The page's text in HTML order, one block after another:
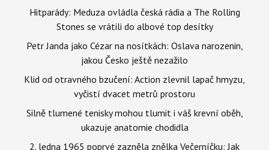
Hitparády: Meduza ovládla česká rádia a The Rolling
Stones se vrátili do albové top desítky
Petr Janda jako Cézar na nosítkách: Oslava narozenin,
jakou Česko ještě nezažilo
Klid od otravného bzučení: Action zlevnil lapač hmyzu,
vyčistí dvacet metrů prostoru
Silně tlumené tenisky mohou tlumit i váš krevní oběh,
ukazuje anatomie chodidla
2. ledna 1965 poprvé zazněla znělka Večerníčku: Jak